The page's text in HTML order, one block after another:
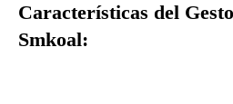
Características del
Smkoal: